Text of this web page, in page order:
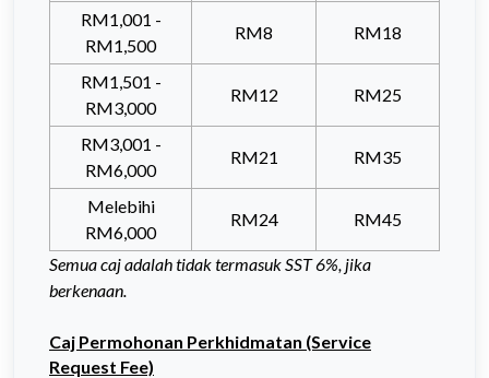
RM1,001 -
RM1,500
RM8 RM18
RM1,501 -
RM3,000
RM12 RM25
RM3,001 -
RM6,000
RM21 RM35
Melebihi
RM6,000
RM24 RM45
Semua caj adalah tidak termasuk SST 6%, jika
berkenaan.
Caj Permohonan Perkhidmatan (Service
Request Fee)